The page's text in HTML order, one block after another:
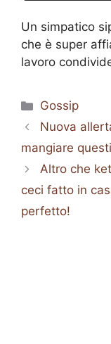
Un simpatico
che è super
lavoro
Categorie
Gossip
Nuova
mangiare
Altro che
ceci fatto in
perfetto!